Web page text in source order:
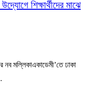
শিক্ষার্থীদের মাঝে
নব মল্লিকাএকাডেমী’তে ঢাকা